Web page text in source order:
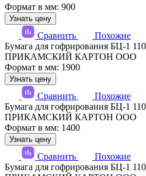
Формат в мм: 900
Узнать цену
Сравнить
Похожие
Бумага для гофрирования БЦ-1
ПРИКАМСКИЙ КАРТОН ООО
Формат в мм: 1900
Узнать цену
Сравнить
Похожие
Бумага для гофрирования БЦ-1
ПРИКАМСКИЙ КАРТОН ООО
Формат в мм: 1400
Узнать цену
Сравнить
Похожие
Бумага для гофрирования БЦ-1